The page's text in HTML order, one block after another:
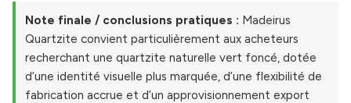
Note finale / conclusions pratiques : Madeirus
Quartzite convient particulièrement aux acheteurs
recherchant une quartzite naturelle vert foncé, dotée
d’une identité visuelle plus marquée, d’une flexibilité de
fabrication accrue et d’un approvisionnement export